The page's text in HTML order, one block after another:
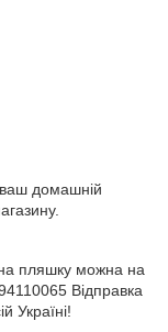
ваш домашній
пляшку можна на
Відправка
Україні!